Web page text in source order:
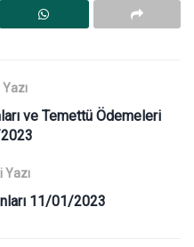
ve Temettü Ödemeleri
Yazı
11/01/2023